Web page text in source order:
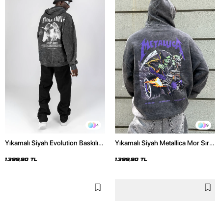
4
Yıkamalı Siyah Evolution Baskılı
Hoodie
1.399,90 TL
9
Yıkamalı Siyah Metallica Mor Sırt
Hoodie
1.399,90 TL